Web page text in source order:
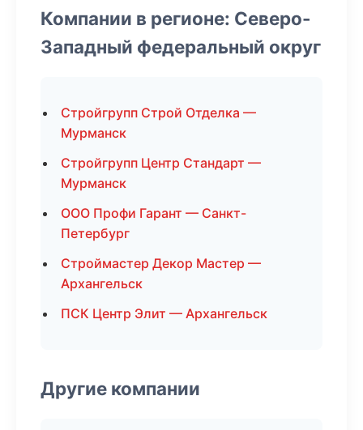
Компании в регионе: Северо-
Западный федеральный округ
Стройгрупп Строй Отделка —
Мурманск
Стройгрупп Центр Стандарт —
Мурманск
ООО Профи Гарант — Санкт-
Петербург
Строймастер Декор Мастер —
Архангельск
ПСК Центр Элит — Архангельск
Другие компании